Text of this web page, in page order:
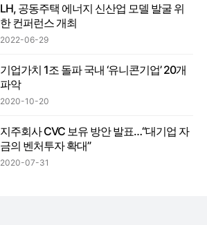
LH, 공동주택 에너지 신산업 모델 발굴 위
한 컨퍼런스 개최
2022-06-29
기업가치 1조 돌파 국내 ‘유니콘기업’ 20개
파악
2020-10-20
지주회사 CVC 보유 방안 발표…“대기업 자
금의 벤처투자 확대”
2020-07-31